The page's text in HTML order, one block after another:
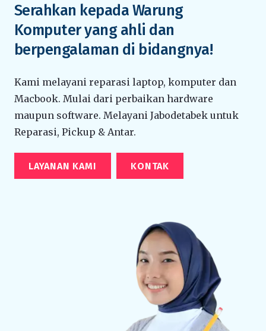
Serahkan kepada Warung
Komputer yang ahli dan
berpengalaman di bidangnya!
Kami melayani reparasi laptop, komputer dan
Macbook. Mulai dari perbaikan hardware
maupun software. Melayani Jabodetabek untuk
Reparasi, Pickup & Antar.
LAYANAN KAMI KONTAK